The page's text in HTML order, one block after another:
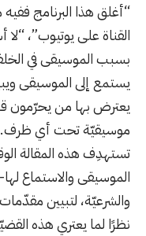
“أغلق هذا البرنامج
القناة على يوتيوب”،
بسبب الموسيقى في
يستمع إلى الموسيقى
يعترض بها من يحرّمون
موسيقيّة تحت أي ظرف.
تستهدِف هذه المقالة
الموسيقى والاستماع
والشرعيّة، لتبيين
نظرًا لما يعتري هذه